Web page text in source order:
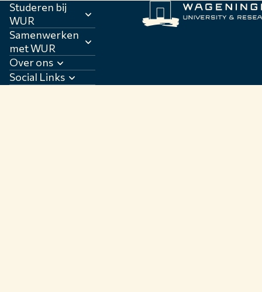
Studeren bij
WUR
Samenwerken
met WUR
Over ons
Social Links